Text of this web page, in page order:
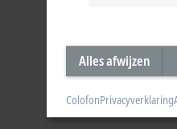
Alles afwijzen
ColofonPrivacyverklaring